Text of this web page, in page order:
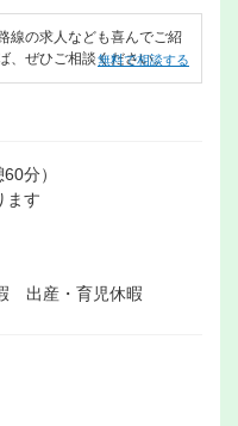
線の求人なども喜んでご紹
、ぜひご相談ください。
無料で相談する
分）
ます
出産・育児休暇